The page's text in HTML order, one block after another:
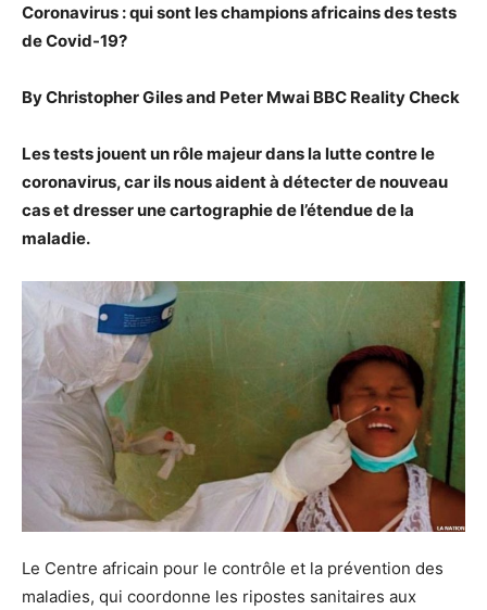
Coronavirus : qui sont les champions africains des tests
de Covid-19?
By Christopher Giles and Peter Mwai BBC Reality Check
Les tests jouent un rôle majeur dans la lutte contre le
coronavirus, car ils nous aident à détecter de nouveau
cas et dresser une cartographie de l’étendue de la
maladie.
Le Centre africain pour le contrôle et la prévention des
maladies, qui coordonne les ripostes sanitaires aux